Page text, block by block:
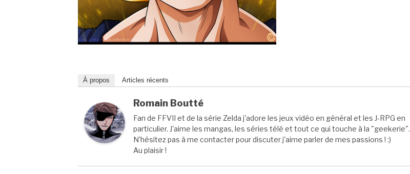
À propos Articles récents
Romain Boutté
Fan de FFVII et de la série Zelda j'adore les jeux vidéo en général et les J-RPG en
particulier. J'aime les mangas, les séries télé et tout ce qui touche à la "geekerie".
N'hésitez pas à me contacter pour discuter j'aime parler de mes passions ! :)
Au plaisir !